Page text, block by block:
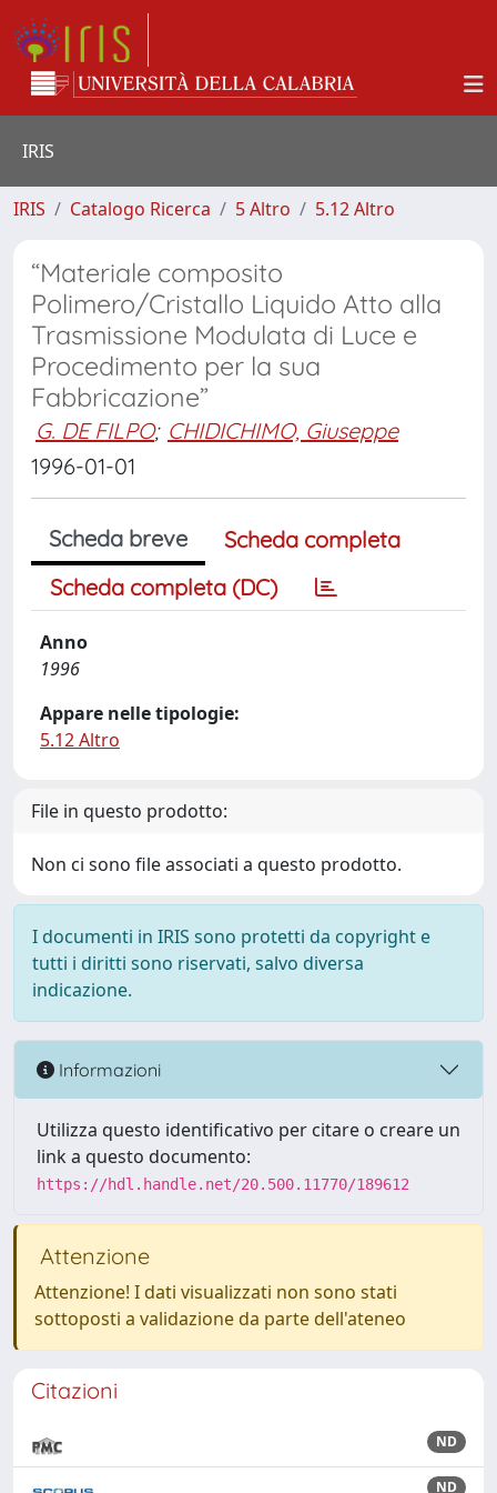
IRIS
IRIS Catalogo Ricerca 5 Altro 5.12 Altro
“Materiale composito
Polimero/Cristallo Liquido Atto alla
Trasmissione Modulata di Luce e
Procedimento per la sua
Fabbricazione”
G. DE FILPO; CHIDICHIMO, Giuseppe
1996-01-01
Scheda breve
Scheda completa
Scheda completa (DC)
Anno
1996
Appare nelle tipologie:
5.12 Altro
File in questo prodotto:
Non ci sono file associati a questo prodotto.
I documenti in IRIS sono protetti da copyright e
tutti i diritti sono riservati, salvo diversa
indicazione.
Informazioni
Utilizza questo identificativo per citare o creare un
link a questo documento:
https://hdl.handle.net/20.500.11770/189612
Attenzione
Attenzione! I dati visualizzati non sono stati
sottoposti a validazione da parte dell'ateneo
Citazioni
ND
ND